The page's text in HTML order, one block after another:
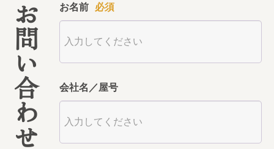
お問い合わせ お名前 必須
会社名／屋号